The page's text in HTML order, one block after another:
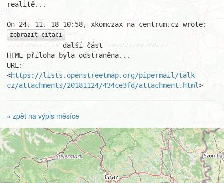
realitě...
zobrazit citaci
------------- další část ---------------
HTML příloha byla odstraněna...
URL:
<https://lists.openstreetmap.org/pipermail/talk-
cz/attachments/20181124/434ce3fd/attachment.html>
« zpět na výpis měsíce